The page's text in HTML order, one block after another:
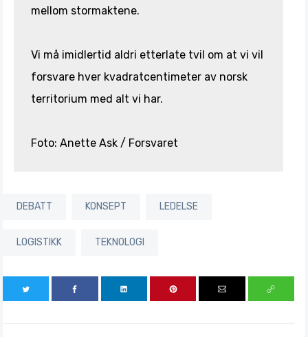
mellom stormaktene.
Vi må imidlertid aldri etterlate tvil om at vi vil
forsvare hver kvadratcentimeter av norsk
territorium med alt vi har.
Foto: Anette Ask / Forsvaret
DEBATT KONSEPT LEDELSE
LOGISTIKK TEKNOLOGI